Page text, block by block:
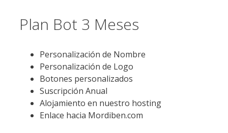
Plan Bot 3 Meses
Personalización de Nombre
Personalización de Logo
Botones personalizados
Suscripción Anual
Alojamiento en nuestro hosting
Enlace hacia Mordiben.com